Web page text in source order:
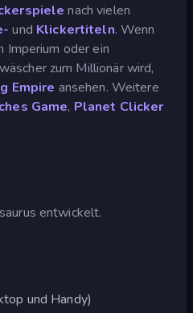
nach vielen
und Klickertiteln. Wenn
Imperium oder ein
zum Millionär wird,
Empire ansehen. Weitere
Game, Planet Clicker
entwickelt.
und Handy)